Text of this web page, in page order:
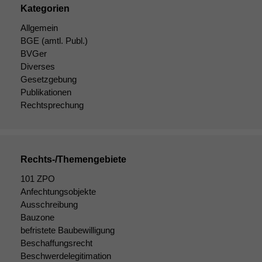
Kategorien
Allgemein
BGE (amtl. Publ.)
BVGer
Diverses
Gesetzgebung
Publikationen
Rechtsprechung
Rechts-/Themengebiete
101 ZPO
Anfechtungsobjekte
Ausschreibung
Bauzone
befristete Baubewilligung
Beschaffungsrecht
Beschwerdelegitimation